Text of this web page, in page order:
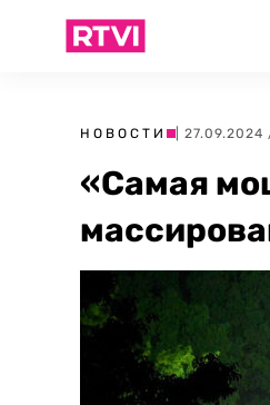
НОВОСТИ | 27.09.2024
«Самая